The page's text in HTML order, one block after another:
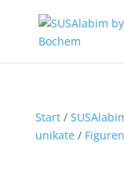
Start/
unikate/ Figuren